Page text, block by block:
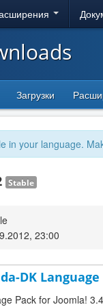
Загрузки
in your language.
Stable
23:00
DK Language
Pack for Joomla!